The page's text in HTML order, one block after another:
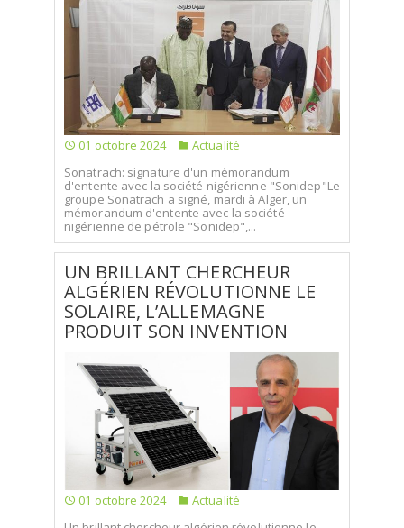
01 octobre 2024
Actualité
Sonatrach: signature d'un mémorandum
d'entente avec la société nigérienne "Sonidep"Le
groupe Sonatrach a signé, mardi à Alger, un
mémorandum d'entente avec la société
nigérienne de pétrole "Sonidep",...
UN BRILLANT CHERCHEUR
ALGÉRIEN RÉVOLUTIONNE LE
SOLAIRE, L’ALLEMAGNE
PRODUIT SON INVENTION
01 octobre 2024
Actualité